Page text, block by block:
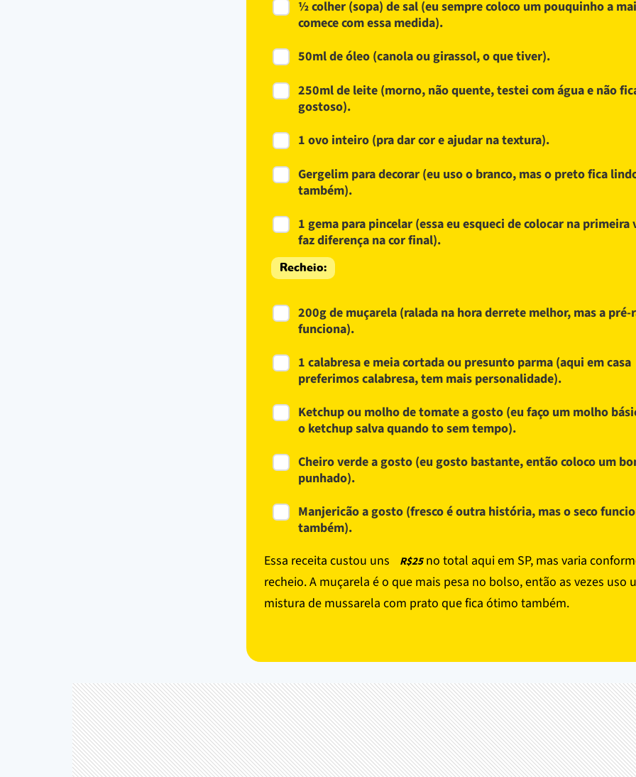
½ colher (sopa) de sal (eu sempre coloco um pouquinho a
comece com essa medida).
50ml de óleo (canola ou girassol, o que tiver).
250ml de leite (morno, não quente, testei com água e não
gostoso).
1 ovo inteiro (pra dar cor e ajudar na textura).
Gergelim para decorar (eu uso o branco, mas o preto fica
também).
1 gema para pincelar (essa eu esqueci de colocar na primeira
faz diferença na cor final).
Recheio:
200g de muçarela (ralada na hora derrete melhor, mas a pré-
funciona).
1 calabresa e meia cortada ou presunto parma (aqui em casa
preferimos calabresa, tem mais personalidade).
Ketchup ou molho de tomate a gosto (eu faço um molho
o ketchup salva quando to sem tempo).
Cheiro verde a gosto (eu gosto bastante, então coloco um
punhado).
Manjericão a gosto (fresco é outra história, mas o seco
também).
Essa receita custou uns
R$25no total aqui em SP, mas varia
recheio. A muçarela é o que mais pesa no bolso, então as vezes uso
mistura de mussarela com prato que fica ótimo também.